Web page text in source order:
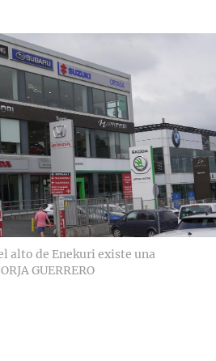
alto de Enekuri existe una
GUERRERO